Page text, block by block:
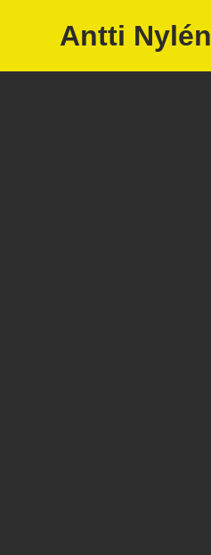
Antti Nylén